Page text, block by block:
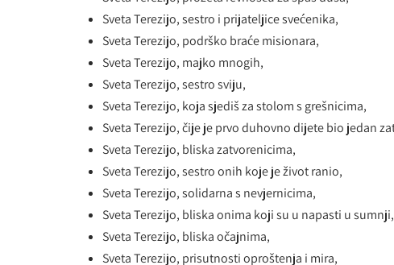
Sveta Terezijo, sestro i prijateljice svećenika,
Sveta Terezijo, podrško braće misionara,
Sveta Terezijo, majko mnogih,
Sveta Terezijo, sestro sviju,
Sveta Terezijo, koja sjediš za stolom s grešnicima,
Sveta Terezijo, čije je prvo duhovno dijete bio jedan
Sveta Terezijo, bliska zatvorenicima,
Sveta Terezijo, sestro onih koje je život ranio,
Sveta Terezijo, solidarna s nevjernicima,
Sveta Terezijo, bliska onima koji su u napasti u sumnji,
Sveta Terezijo, bliska očajnima,
Sveta Terezijo, prisutnosti oproštenja i mira,